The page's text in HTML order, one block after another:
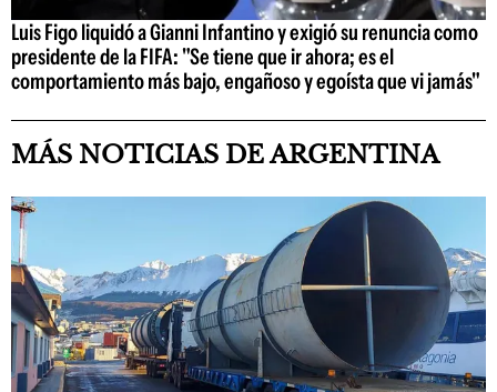
Luis Figo liquidó a Gianni Infantino y exigió su renuncia como
presidente de la FIFA: "Se tiene que ir ahora; es el
comportamiento más bajo, engañoso y egoísta que vi jamás"
MÁS NOTICIAS DE ARGENTINA